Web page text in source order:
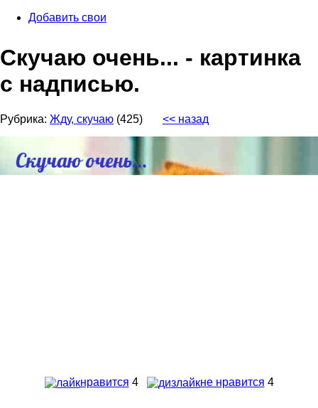
Добавить свои
Скучаю очень... - картинка
с надписью.
Рубрика: Жду, скучаю (425) << назад
нравится 4 не нравится 4